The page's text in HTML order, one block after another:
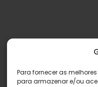
Para fornecer as
para armazenar e/ou